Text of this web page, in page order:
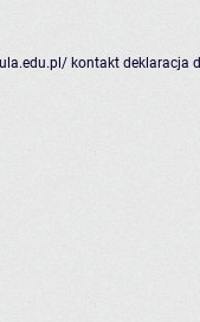
kontakt deklaracja